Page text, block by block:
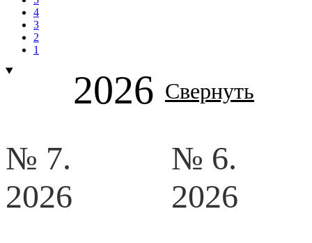
4
3
2
1
2026 Свернуть
№ 7.
2026
№ 6.
2026